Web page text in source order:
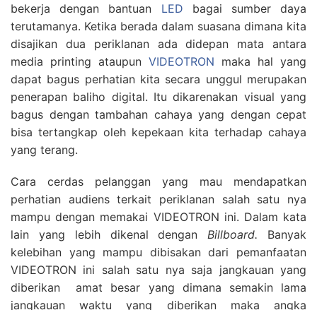
bekerja dengan bantuan LED bagai sumber daya
terutamanya. Ketika berada dalam suasana dimana kita
disajikan dua periklanan ada didepan mata antara
media printing ataupun VIDEOTRON maka hal yang
dapat bagus perhatian kita secara unggul merupakan
penerapan baliho digital. Itu dikarenakan visual yang
bagus dengan tambahan cahaya yang dengan cepat
bisa tertangkap oleh kepekaan kita terhadap cahaya
yang terang.
Cara cerdas pelanggan yang mau mendapatkan
perhatian audiens terkait periklanan salah satu nya
mampu dengan memakai VIDEOTRON ini. Dalam kata
lain yang lebih dikenal denganBillboard. Banyak
kelebihan yang mampu dibisakan dari pemanfaatan
VIDEOTRON ini salah satu nya saja jangkauan yang
diberikan amat besar yang dimana semakin lama
jangkauan waktu yang diberikan maka angka